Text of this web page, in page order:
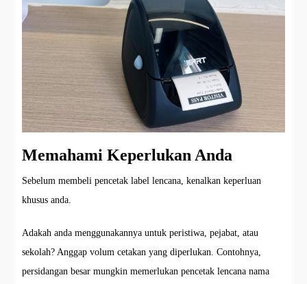
Memahami Keperlukan Anda
Sebelum membeli pencetak label lencana, kenalkan keperluan
khusus anda.
Adakah anda menggunakannya untuk peristiwa, pejabat, atau
sekolah? Anggap volum cetakan yang diperlukan. Contohnya,
persidangan besar mungkin memerlukan pencetak lencana nama